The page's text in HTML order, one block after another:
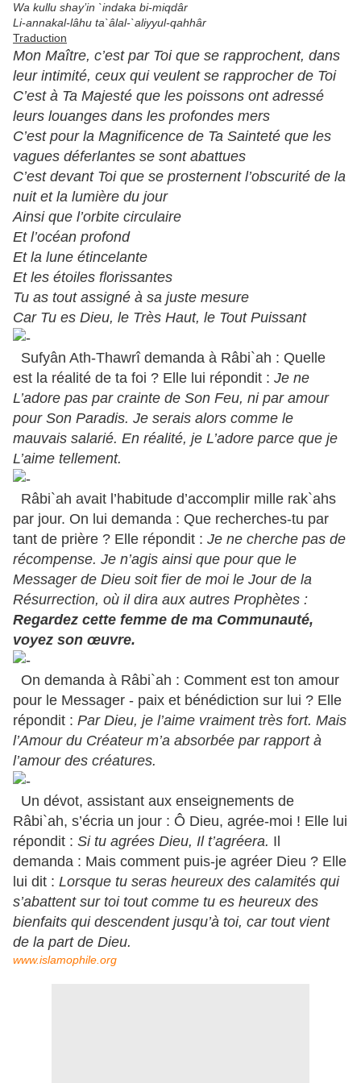
Wa kullu shay’in `indaka bi-miqdâr
Li-annakal-lâhu ta`âlal-`aliyyul-qahhâr
Traduction
Mon Maître, c’est par Toi que se rapprochent, dans
leur intimité, ceux qui veulent se rapprocher de Toi
C’est à Ta Majesté que les poissons ont adressé
leurs louanges dans les profondes mers
C’est pour la Magnificence de Ta Sainteté que les
vagues déferlantes se sont abattues
C’est devant Toi que se prosternent l’obscurité de la
nuit et la lumière du jour
Ainsi que l’orbite circulaire
Et l’océan profond
Et la lune étincelante
Et les étoiles florissantes
Tu as tout assigné à sa juste mesure
Car Tu es Dieu, le Très Haut, le Tout Puissant
Sufyân Ath-Thawrî demanda à Râbi`ah : Quelle
est la réalité de ta foi ? Elle lui répondit : Je ne
L’adore pas par crainte de Son Feu, ni par amour
pour Son Paradis. Je serais alors comme le
mauvais salarié. En réalité, je L’adore parce que je
L’aime tellement.
Râbi`ah avait l’habitude d’accomplir mille rak`ahs
par jour. On lui demanda : Que recherches-tu par
tant de prière ? Elle répondit : Je ne cherche pas de
récompense. Je n’agis ainsi que pour que le
Messager de Dieu soit fier de moi le Jour de la
Résurrection, où il dira aux autres Prophètes :
Regardez cette femme de ma Communauté,
voyez son œuvre.
On demanda à Râbi`ah : Comment est ton amour
pour le Messager - paix et bénédiction sur lui ? Elle
répondit : Par Dieu, je l’aime vraiment très fort. Mais
l’Amour du Créateur m’a absorbée par rapport à
l’amour des créatures.
Un dévot, assistant aux enseignements de
Râbi`ah, s’écria un jour : Ô Dieu, agrée-moi ! Elle lui
répondit : Si tu agrées Dieu, Il t’agréera. Il
demanda : Mais comment puis-je agréer Dieu ? Elle
lui dit : Lorsque tu seras heureux des calamités qui
s’abattent sur toi tout comme tu es heureux des
bienfaits qui descendent jusqu’à toi, car tout vient
de la part de Dieu.
www.islamophile.org